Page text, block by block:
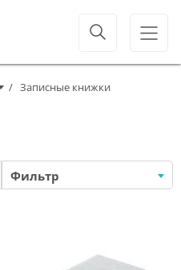
Записные книжки
Фильтр